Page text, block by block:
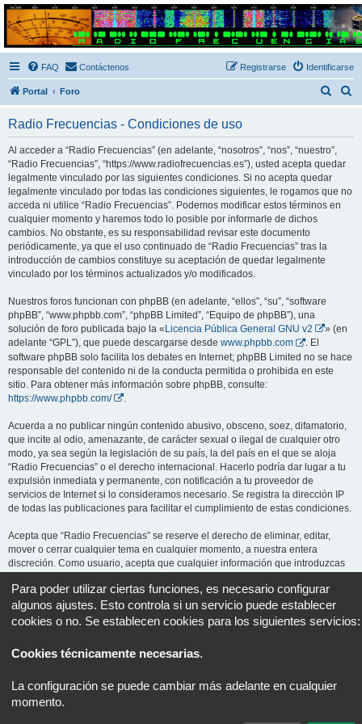
Radio Frecuencias
Foro de Radio Frecuencias
FAQ Contáctenos Identificarse
Registrarse
Portal Foro
c
a
r
Radio Frecuencias - Condiciones de uso
Al acceder a “Radio Frecuencias” (en adelante, “nosotros”, “nos”, “nuestro”,
“Radio Frecuencias”, “https://www.radiofrecuencias.es”), usted acepta quedar
legalmente vinculado por las siguientes condiciones. Si no acepta quedar
legalmente vinculado por todas las condiciones siguientes, le rogamos que no
acceda ni utilice “Radio Frecuencias”. Podemos modificar estos términos en
cualquier momento y haremos todo lo posible por informarle de dichos
cambios. No obstante, es su responsabilidad revisar este documento
periódicamente, ya que el uso continuado de “Radio Frecuencias” tras la
introducción de cambios constituye su aceptación de quedar legalmente
vinculado por los términos actualizados y/o modificados.
Nuestros foros funcionan con phpBB (en adelante, “ellos”, “su”, “software
phpBB”, “www.phpbb.com”, “phpBB Limited”, “Equipo de phpBB”), una
solución de foro publicada bajo la « Licencia Pública General GNU v2
» (en
adelante “GPL”), que puede descargarse desde www.phpbb.com
. El
software phpBB solo facilita los debates en Internet; phpBB Limited no se hace
responsable del contenido ni de la conducta permitida o prohibida en este
sitio. Para obtener más información sobre phpBB, consulte:
https://www.phpbb.com/
.
Acuerda a no publicar ningún contenido abusivo, obsceno, soez, difamatorio,
que incite al odio, amenazante, de carácter sexual o ilegal de cualquier otro
modo, ya sea según la legislación de su país, la del país en el que se aloja
“Radio Frecuencias” o el derecho internacional. Hacerlo podría dar lugar a tu
expulsión inmediata y permanente, con notificación a tu proveedor de
servicios de Internet si lo consideramos necesario. Se registra la dirección IP
de todas las publicaciones para facilitar el cumplimiento de estas condiciones.
Acepta que “Radio Frecuencias” se reserve el derecho de eliminar, editar,
mover o cerrar cualquier tema en cualquier momento, a nuestra entera
discreción. Como usuario, acepta que cualquier información que introduzcas
revelará a terceros sin tu consentimiento, ni “Radio Frecuencias” ni phpBB se
harán responsables de ningún intento de piratería informática que pueda dar
lugar a la compromisión de los datos.
Portal Foro
Desarrollado porphpBB® Forum Software © phpBB Limited
Para poder utilizar ciertas funciones, es necesario configurar
algunos ajustes. Esto controla si un servicio puede establecer
cookies o no. Se establecen cookies para los siguientes servicios:
Cookies técnicamente necesarias.
La configuración se puede cambiar más adelante en cualquier
momento.